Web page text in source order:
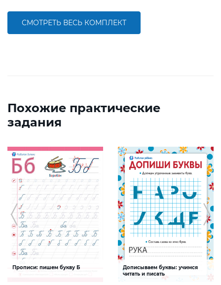
СМОТРЕТЬ ВЕСЬ КОМПЛЕКТ
Похожие практические
задания
Прописи: пишем букву Б
Дописываем буквы: учимся
читать и писать